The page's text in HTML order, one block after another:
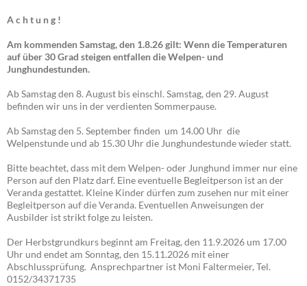
A c h t u n g !
Am kommenden Samstag, den 1.8.26 gilt: Wenn die Temperaturen
auf über 30 Grad steigen entfallen die Welpen- und
Junghundestunden.
Ab Samstag den 8. August bis einschl. Samstag, den 29. August
befinden wir uns in der verdienten Sommerpause.
Ab Samstag den 5. September finden um 14.00 Uhr die
Welpenstunde und ab 15.30 Uhr die Junghundestunde wieder statt.
Bitte beachtet, dass mit dem Welpen- oder Junghund immer nur eine
Person auf den Platz darf. Eine eventuelle Begleitperson ist an der
Veranda gestattet. Kleine Kinder dürfen zum zusehen nur mit einer
Begleitperson auf die Veranda. Eventuellen Anweisungen der
Ausbilder ist strikt folge zu leisten.
Der Herbstgrundkurs beginnt am Freitag, den 11.9.2026 um 17.00
Uhr und endet am Sonntag, den 15.11.2026 mit einer
Abschlussprüfung. Ansprechpartner ist Moni Faltermeier, Tel.
0152/34371735